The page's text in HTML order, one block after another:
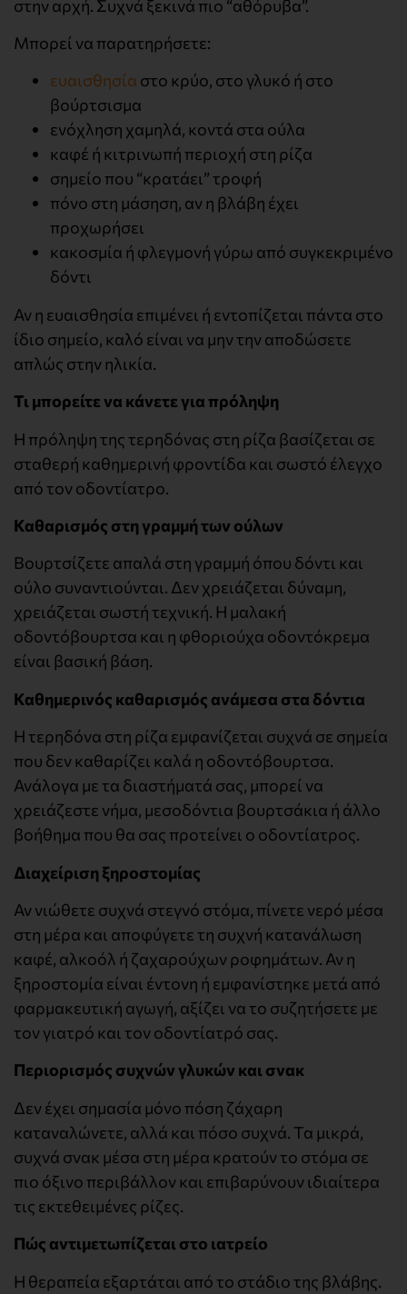
στην αρχή. Συχνά ξεκινά πιο “αθόρυβα”.
Μπορεί να παρατηρήσετε:
ευαισθησία στο κρύο, στο γλυκό ή στο
βούρτσισμα
ενόχληση χαμηλά, κοντά στα ούλα
καφέ ή κιτρινωπή περιοχή στη ρίζα
σημείο που “κρατάει” τροφή
πόνο στη μάσηση, αν η βλάβη έχει
προχωρήσει
κακοσμία ή φλεγμονή γύρω από συγκεκριμένο
δόντι
Αν η ευαισθησία επιμένει ή εντοπίζεται πάντα στο
ίδιο σημείο, καλό είναι να μην την αποδώσετε
απλώς στην ηλικία.
Τι μπορείτε να κάνετε για πρόληψη
Η πρόληψη της τερηδόνας στη ρίζα βασίζεται σε
σταθερή καθημερινή φροντίδα και σωστό έλεγχο
από τον οδοντίατρο.
Καθαρισμός στη γραμμή των ούλων
Βουρτσίζετε απαλά στη γραμμή όπου δόντι και
ούλο συναντιούνται. Δεν χρειάζεται δύναμη,
χρειάζεται σωστή τεχνική. Η μαλακή
οδοντόβουρτσα και η φθοριούχα οδοντόκρεμα
είναι βασική βάση.
Καθημερινός καθαρισμός ανάμεσα στα δόντια
Η τερηδόνα στη ρίζα εμφανίζεται συχνά σε σημεία
που δεν καθαρίζει καλά η οδοντόβουρτσα.
Ανάλογα με τα διαστήματά σας, μπορεί να
χρειάζεστε νήμα, μεσοδόντια βουρτσάκια ή άλλο
βοήθημα που θα σας προτείνει ο οδοντίατρος.
Διαχείριση ξηροστομίας
Αν νιώθετε συχνά στεγνό στόμα, πίνετε νερό μέσα
στη μέρα και αποφύγετε τη συχνή κατανάλωση
καφέ, αλκοόλ ή ζαχαρούχων ροφημάτων. Αν η
ξηροστομία είναι έντονη ή εμφανίστηκε μετά από
φαρμακευτική αγωγή, αξίζει να το συζητήσετε με
τον γιατρό και τον οδοντίατρό σας.
Περιορισμός συχνών γλυκών και σνακ
Δεν έχει σημασία μόνο πόση ζάχαρη
καταναλώνετε, αλλά και πόσο συχνά. Τα μικρά,
συχνά σνακ μέσα στη μέρα κρατούν το στόμα σε
πιο όξινο περιβάλλον και επιβαρύνουν ιδιαίτερα
τις εκτεθειμένες ρίζες.
Πώς αντιμετωπίζεται στο ιατρείο
Η θεραπεία εξαρτάται από το στάδιο της βλάβης.